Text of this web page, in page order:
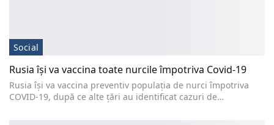
Social
Rusia îşi va vaccina toate nurcile împotriva Covid-19
Rusia îşi va vaccina preventiv populaţia de nurci împotriva
COVID-19, după ce alte ţări au identificat cazuri de…